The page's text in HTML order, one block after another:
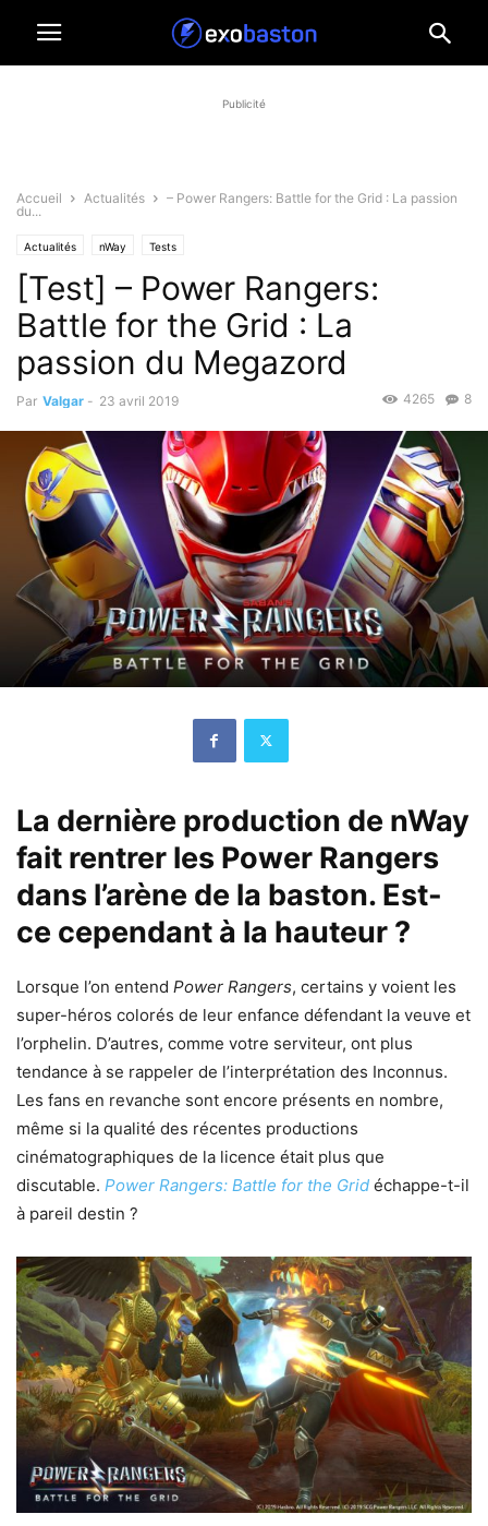
Publicité
Accueil Actualités
– Power Rangers: Battle for the Grid : La passion
du...
Actualités nWay Tests
[Test] – Power Rangers:
Battle for the Grid : La
passion du Megazord
Par Valgar - 23 avril 2019 8
4265
La dernière production de nWay
fait rentrer les Power Rangers
dans l’arène de la baston. Est-
ce cependant à la hauteur ?
Lorsque l’on entend Power Rangers, certains y voient les
super-héros colorés de leur enfance défendant la veuve et
l’orphelin. D’autres, comme votre serviteur, ont plus
tendance à se rappeler de l’interprétation des Inconnus.
Les fans en revanche sont encore présents en nombre,
même si la qualité des récentes productions
cinématographiques de la licence était plus que
discutable. Power Rangers: Battle for the Grid échappe-t-il
à pareil destin ?